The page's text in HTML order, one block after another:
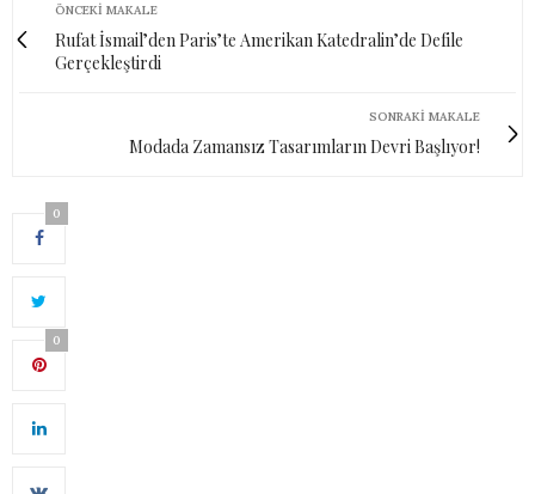
ÖNCEKI MAKALE
Rufat İsmail’den Paris’te Amerikan Katedralin’de Defile
Gerçekleştirdi
SONRAKI MAKALE
Modada Zamansız Tasarımların Devri Başlıyor!
0
0